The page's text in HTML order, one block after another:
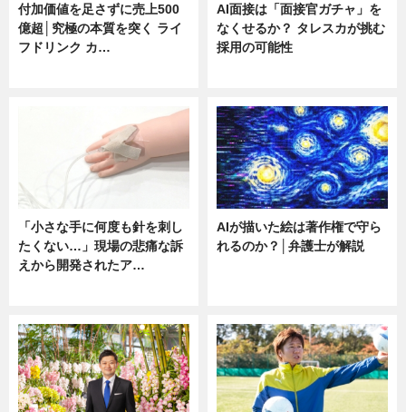
付加価値を足さずに売上500
億超│究極の本質を突く ライ
フドリンク カ…
AI面接は「面接官ガチャ」を
なくせるか？ タレスカが挑む
採用の可能性
「小さな手に何度も針を刺し
たくない…」現場の悲痛な訴
えから開発されたア…
AIが描いた絵は著作権で守ら
れるのか？│弁護士が解説